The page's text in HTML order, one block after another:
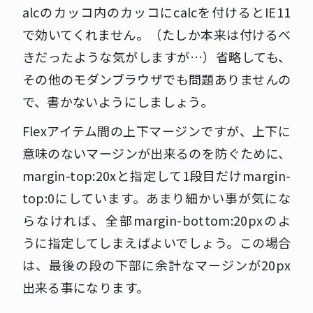
alcのカッコ内のカッコにcalcを付けるとIE11
で効いてくれません。（たしか本来は付けるべ
きだったような気がしますが…）省略しても、
その他のモダンブラウザでも問題ありませんの
で、書かないようにしましょう。
Flexアイテム間の上下マージンですが、上下に
意味のないマージンが出来るのを防ぐために、
margin-top:20xと指定して1段目だけmargin-
top:0にしています。あまり細かい事が気にな
らなければ、全部margin-bottom:20pxのよ
うに指定してしまえばよいでしょう。この場合
は、最後の段の下部に余計なマージンが20px
出来る事になります。